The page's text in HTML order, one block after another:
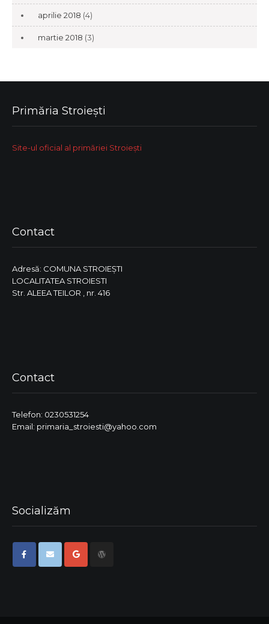
aprilie 2018 (4)
martie 2018 (3)
Primăria Stroiești
Site-ul oficial al primăriei Stroiești
Contact
Adresă: COMUNA STROIEŞTI
LOCALITATEA STROIESTI
Str. ALEEA TEILOR , nr. 416
Contact
Telefon: 0230531254
Email: primaria_stroiesti@yahoo.com
Socializăm